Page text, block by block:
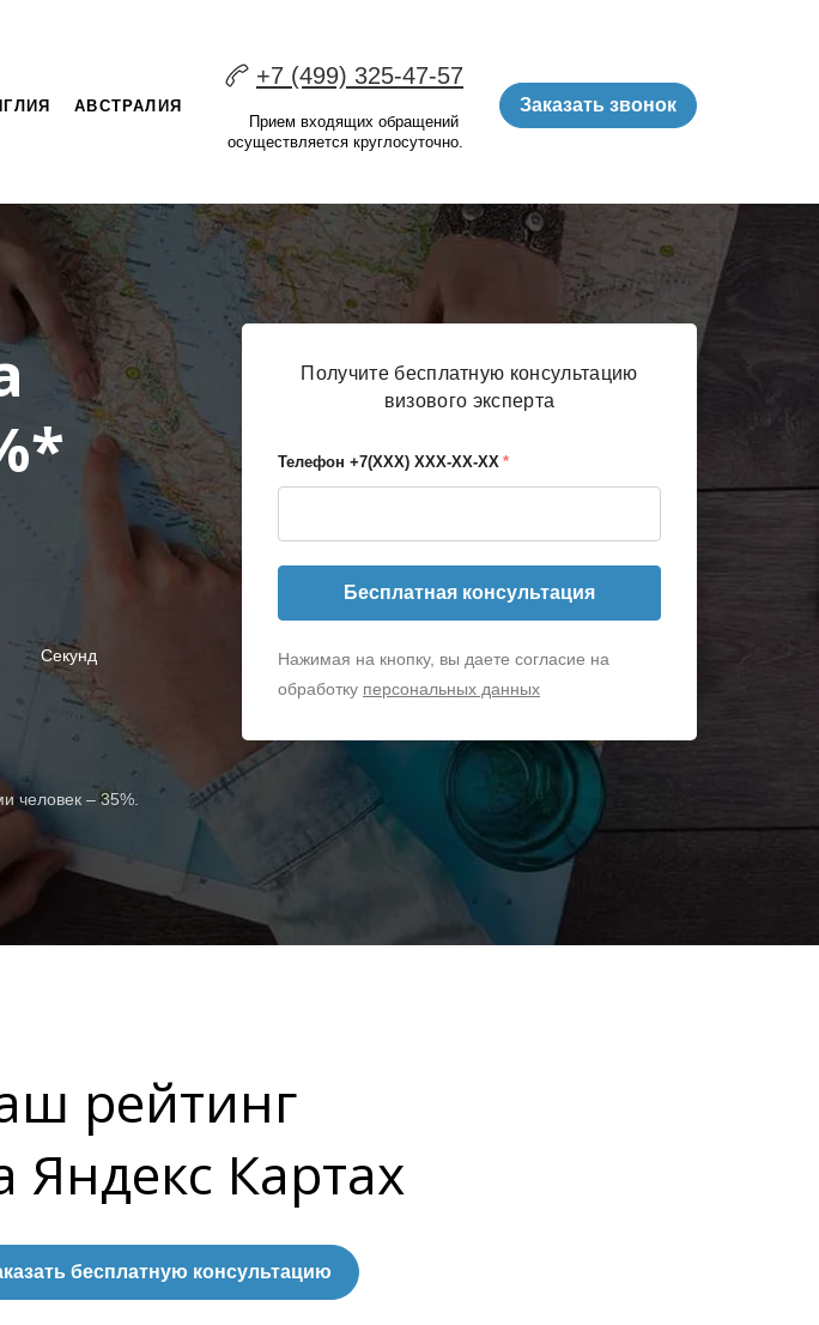
АВСТРАЛИЯ
+7 (499) 325-47-57
Прием входящих обращений
осуществляется круглосуточно.
Заказать звонок
Секунд
человек – 35%.
Получите бесплатную консультацию
визового эксперта
Телефон +7(XХХ) ХХХ-ХХ-ХХ *
Бесплатная консультация
Нажимая на кнопку, вы даете согласие на
обработку персональных данных
рейтинг
Яндекс Картах
бесплатную консультацию